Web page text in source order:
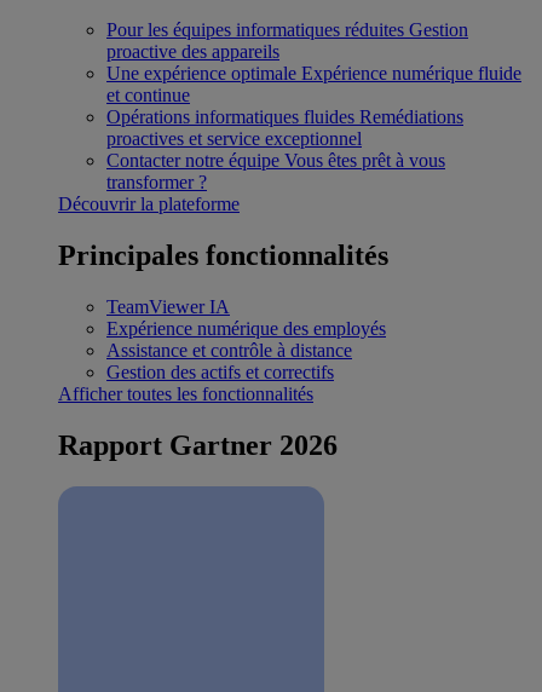
Pour les équipes informatiques réduites Gestion
proactive des appareils
Une expérience optimale Expérience numérique fluide
et continue
Opérations informatiques fluides Remédiations
proactives et service exceptionnel
Contacter notre équipe Vous êtes prêt à vous
transformer ?
Découvrir la plateforme
Principales fonctionnalités
TeamViewer IA
Expérience numérique des employés
Assistance et contrôle à distance
Gestion des actifs et correctifs
Afficher toutes les fonctionnalités
Rapport Gartner 2026